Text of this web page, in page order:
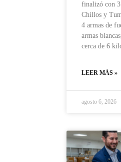
finalizó con
Chillos y
4 armas de
armas
cerca de 6
LEER MÁS »
agosto 6, 2026